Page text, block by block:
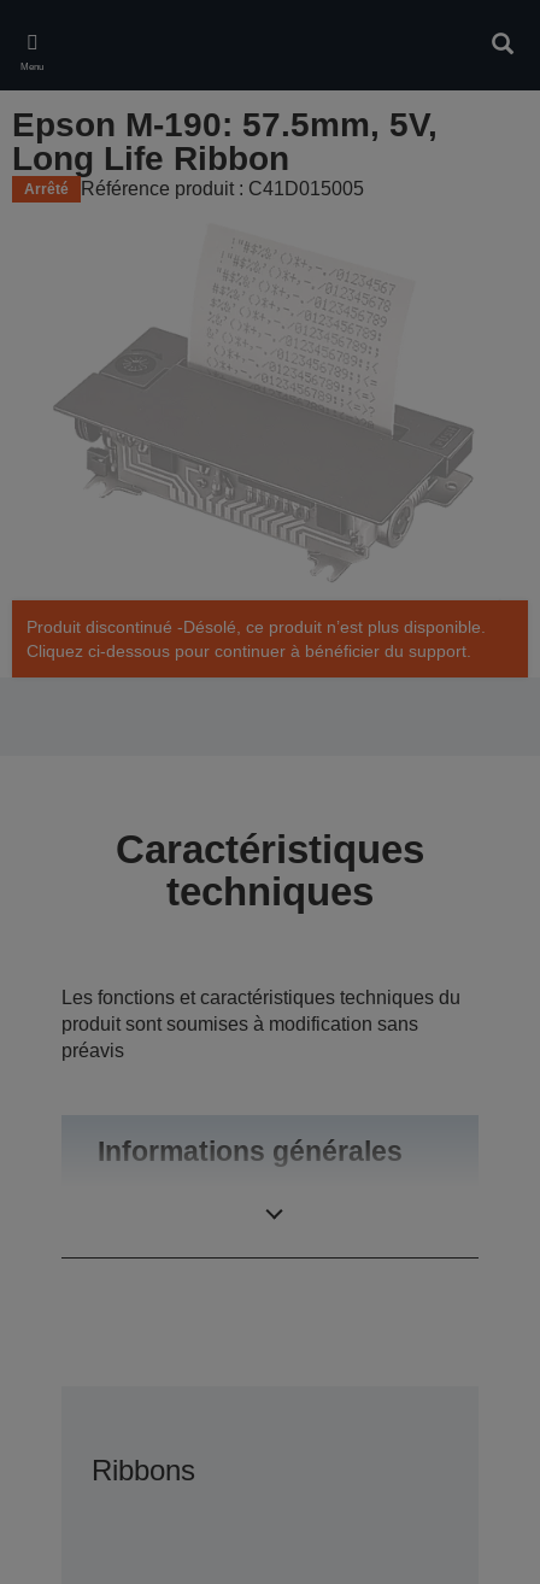
main
content
Menu
Epson M-190: 57.5mm, 5V,
Long Life Ribbon
Arrêté Référence produit : C41D015005
Produit discontinué -Désolé, ce produit n’est plus disponible.
Cliquez ci-dessous pour continuer à bénéficier du support.
Caractéristiques
techniques
Les fonctions et caractéristiques techniques du
produit sont soumises à modification sans
préavis
Informations générales
Ribbons